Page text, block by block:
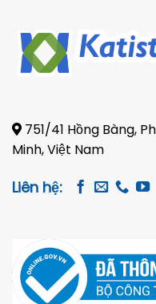
751/41 Hồng Bàng,
Minh, Việt Nam
Liên hệ: